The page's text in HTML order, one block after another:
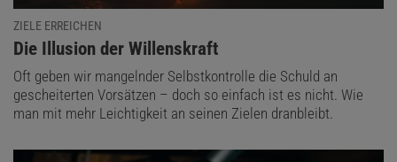
ZIELE ERREICHEN
:
Die Illusion der Willenskraft
Oft geben wir mangelnder Selbstkontrolle die Schuld an
gescheiterten Vorsätzen – doch so einfach ist es nicht. Wie
man mit mehr Leichtigkeit an seinen Zielen dranbleibt.